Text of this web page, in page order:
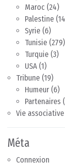
Maroc (24)
Palestine
Syrie (6)
Tunisie (279)
Turquie (3)
USA(1)
Tribune (19)
Humeur (6)
Partenaires
Vie associative
Méta
Connexion